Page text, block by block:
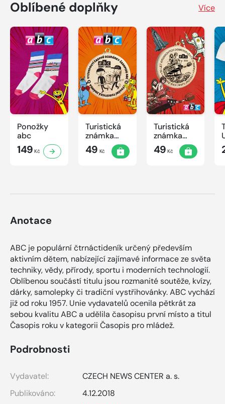
Oblíbené doplňky Více
Ponožky
abc
149 Kč
Turistická
známka
ABC -
Časová
49 Kč
Turistická
známka
ABC
49 Kč
Anotace
ABC je populární čtrnáctideník určený především
aktivním dětem, nabízející zajímavé informace ze světa
techniky, vědy, přírody, sportu i moderních technologií.
Oblíbenou součástí titulu jsou rozmanité soutěže, kvízy,
dárky, samolepky či tradiční vystřihovánky. ABC vychází
již od roku 1957. Unie vydavatelů ocenila pětkrát za
sebou kvalitu ABC a udělila časopisu první místo a titul
Časopis roku v kategorii Časopis pro mládež.
Podrobnosti
Vydavatel:
CZECH NEWS CENTER a. s.
Publikováno:
4.12.2018